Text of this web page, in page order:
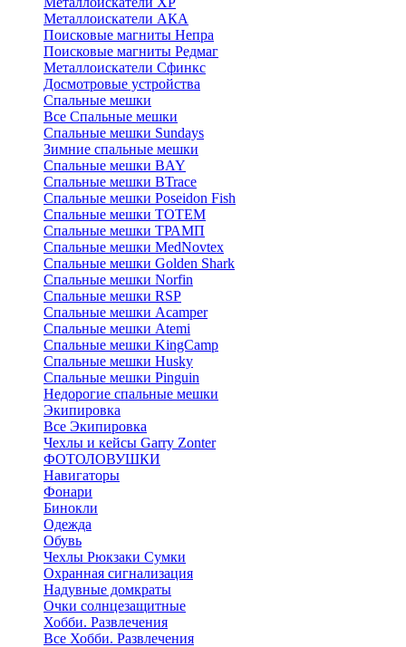
Металлоискатели АКА
Поисковые магниты Непра
Поисковые магниты Редмаг
Металлоискатели Сфинкс
Досмотровые устройства
Спальные мешки
Все Спальные мешки
Спальные мешки Sundays
Зимние спальные мешки
Спальные мешки BAY
Спальные мешки BTrace
Спальные мешки Poseidon Fish
Спальные мешки ТОТЕМ
Спальные мешки ТРАМП
Cпальные мешки MedNovtex
Спальные мешки Golden Shark
Спальные мешки Norfin
Спальные мешки RSP
Спальные мешки Acamper
Спальные мешки Atemi
Спальные мешки KingCamp
Спальные мешки Husky
Спальные мешки Pinguin
Недорогие спальные мешки
Экипировка
Все Экипировка
Чехлы и кейсы Garry Zonter
ФОТОЛОВУШКИ
Навигаторы
Фонари
Бинокли
Одежда
Обувь
Чехлы Рюкзаки Сумки
Охранная сигнализация
Надувные домкраты
Очки солнцезащитные
Хобби. Развлечения
Все Хобби. Развлечения